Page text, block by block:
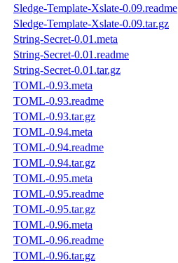
Sledge-Template-Xslate-0.09.readme
Sledge-Template-Xslate-0.09.tar.gz
String-Secret-0.01.meta
String-Secret-0.01.readme
String-Secret-0.01.tar.gz
TOML-0.93.meta
TOML-0.93.readme
TOML-0.93.tar.gz
TOML-0.94.meta
TOML-0.94.readme
TOML-0.94.tar.gz
TOML-0.95.meta
TOML-0.95.readme
TOML-0.95.tar.gz
TOML-0.96.meta
TOML-0.96.readme
TOML-0.96.tar.gz